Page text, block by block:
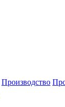
Производство